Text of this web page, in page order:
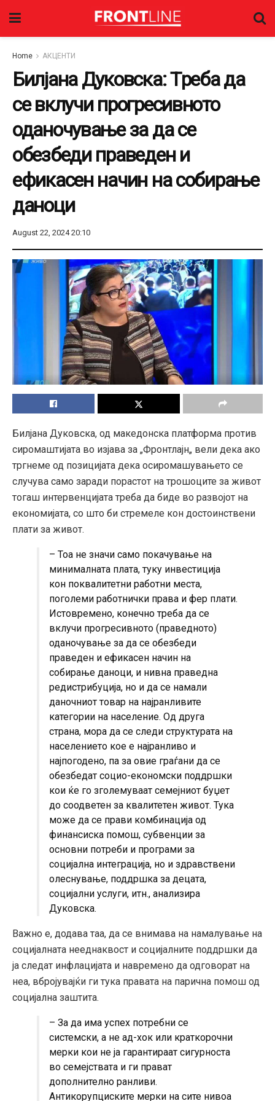
Home АКЦЕНТИ
Билјана Дуковска: Tреба да
се вклучи прогресивното
оданочување за да се
обезбеди праведен и
ефикасен начин на собирање
даноци
August 22, 2024 20:10
Билјана Дуковска, од македонска платформа против
сиромаштијата во изјава за „Фронтлајн„ вели дека ако
тргнеме од позицијата дека осиромашувањето се
случува само заради порастот на трошоците за живот
тогаш интервенцијата треба да биде во развојот на
економијата, со што би стремеле кон достоинствени
плати за живот.
– Тоа не значи само покачување на
минималната плата, туку инвестиција
кон поквалитетни работни места,
поголеми работнички права и фер плати.
Истовремено, конечно треба да се
вклучи прогресивното (праведното)
оданочување за да се обезбеди
праведен и ефикасен начин на
собирање даноци, и нивна праведна
редистрибуција, но и да се намали
даночниот товар на најранливите
категории на население. Од друга
страна, мора да се следи структурата на
населението кое е најранливо и
најпогодено, па за овие граѓани да се
обезбедат социо-економски поддршки
кои ќе го зголемуваат семејниот буџет
до соодветен за квалитетен живот. Тука
може да се прави комбинација од
финансиска помош, субвенции за
основни потреби и програми за
социјална интеграција, но и здравствени
олеснување, поддршка за децата,
социјални услуги, итн., анализира
Дуковска.
Важно е, додава таа, да се внимава на намалување на
социјалната нееднаквост и социјалните поддршки да
ја следат инфлацијата и навремено да одговорат на
неа, вбројувајќи ги тука правата на парична помош од
социјална заштита.
– За да има успех потребни се
системски, а не ад-хок или краткорочни
мерки кои не ја гарантираат сигурноста
во семејствата и ги прават
дополнително ранливи.
Антикорупциските мерки на сите нивоа